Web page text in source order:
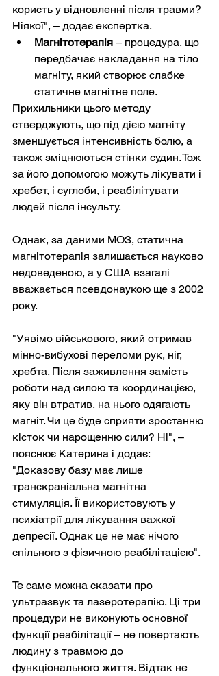
користь у відновленні після травми?
Ніякої", – додає експертка.
Магнітотерапія – процедура, що
передбачає накладання на тіло
магніту, який створює слабке
статичне магнітне поле.
Прихильники цього методу
стверджують, що під дією магніту
зменшується інтенсивність болю, а
також зміцнюються стінки судин. Тож
за його допомогою можуть лікувати і
хребет, і суглоби, і реабілітувати
людей після інсульту.
Однак, за даними МОЗ, статична
магнітотерапія залишається науково
недоведеною, а у США взагалі
вважається псевдонаукою ще з 2002
року.
"Уявімо військового, який отримав
мінно-вибухові переломи рук, ніг,
хребта. Після заживлення замість
роботи над силою та координацією,
яку він втратив, на нього одягають
магніт. Чи це буде сприяти зростанню
кісток чи нарощенню сили? Ні", –
пояснює Катерина і додає:
"Доказову базу має лише
транскраніальна магнітна
стимуляція. Її використовують у
психіатрії для лікування важкої
депресії. Однак це не має нічого
спільного з фізичною реабілітацією".
Те саме можна сказати про
ультразвук та лазеротерапію. Ці три
процедури не виконують основної
функції реабілітації – не повертають
людину з травмою до
функціонального життя. Відтак не